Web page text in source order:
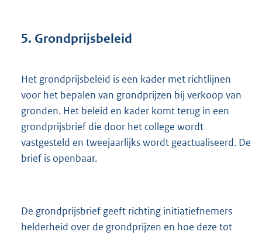
5. Grondprijsbeleid
Het grondprijsbeleid is een kader met richtlijnen
voor het bepalen van grondprijzen bij verkoop van
gronden. Het beleid en kader komt terug in een
grondprijsbrief die door het college wordt
vastgesteld en tweejaarlijks wordt geactualiseerd. De
brief is openbaar.
De grondprijsbrief geeft richting initiatiefnemers
helderheid over de grondprijzen en hoe deze tot